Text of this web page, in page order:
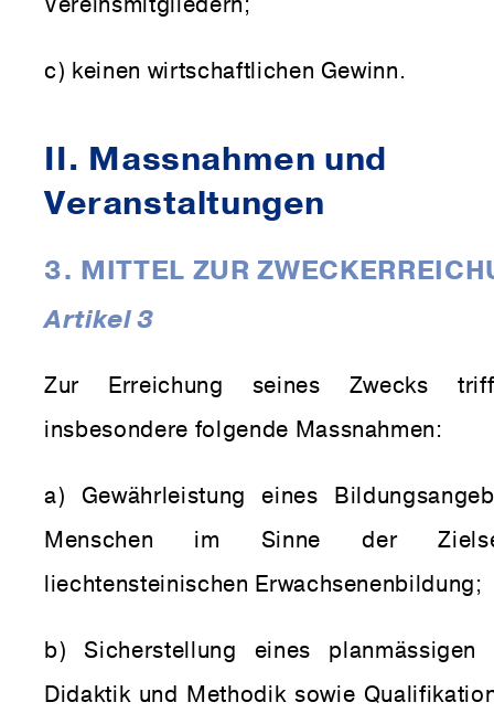
c) keinen wirtschaftlichen Gewinn.
II. Mass­nahmen und
Veranstaltungen
3. MITTEL ZUR
Artikel 3
Zur Erreichung seines Zwecks
insbesondere folgende Massnahmen:
a) Gewährleistung eines
Menschen im Sinne der
liechtensteinischen Erwachsenenbildung;
b) Sicherstellung eines planmässigen
Didaktik und Methodik sowie